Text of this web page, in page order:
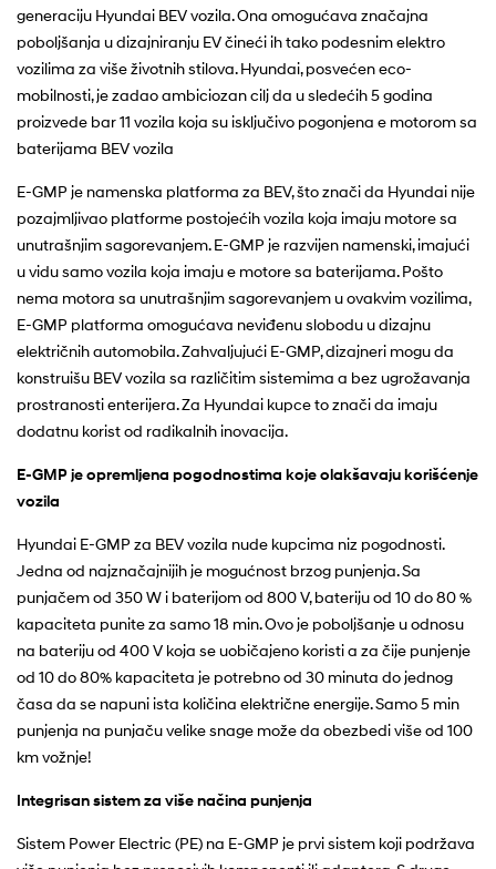
generaciju Hyundai BEV vozila. Ona omogućava značajna
poboljšanja u dizajniranju EV čineći ih tako podesnim elektro
vozilima za više životnih stilova. Hyundai, posvećen eco-
mobilnosti, je zadao ambiciozan cilj da u sledećih 5 godina
proizvede bar 11 vozila koja su isključivo pogonjena e motorom sa
baterijama BEV vozila
E-GMP je namenska platforma za BEV, što znači da Hyundai nije
pozajmljivao platforme postojećih vozila koja imaju motore sa
unutrašnjim sagorevanjem. E-GMP je razvijen namenski, imajući
u vidu samo vozila koja imaju e motore sa baterijama. Pošto
nema motora sa unutrašnjim sagorevanjem u ovakvim vozilima,
E-GMP platforma omogućava neviđenu slobodu u dizajnu
električnih automobila. Zahvaljujući E-GMP, dizajneri mogu da
konstruišu BEV vozila sa različitim sistemima a bez ugrožavanja
prostranosti enterijera. Za Hyundai kupce to znači da imaju
dodatnu korist od radikalnih inovacija.
E-GMP je opremljena pogodnostima koje olakšavaju korišćenje
vozila
Hyundai E-GMP za BEV vozila nude kupcima niz pogodnosti.
Jedna od najznačajnijih je mogućnost brzog punjenja. Sa
punjačem od 350 W i baterijom od 800 V, bateriju od 10 do 80 %
kapaciteta punite za samo 18 min. Ovo je poboljšanje u odnosu
na bateriju od 400 V koja se uobičajeno koristi a za čije punjenje
od 10 do 80% kapaciteta je potrebno od 30 minuta do jednog
časa da se napuni ista količina električne energije. Samo 5 min
punjenja na punjaču velike snage može da obezbedi više od 100
km vožnje!
Integrisan sistem za više načina punjenja
Sistem Power Electric (PE) na E-GMP je prvi sistem koji podržava